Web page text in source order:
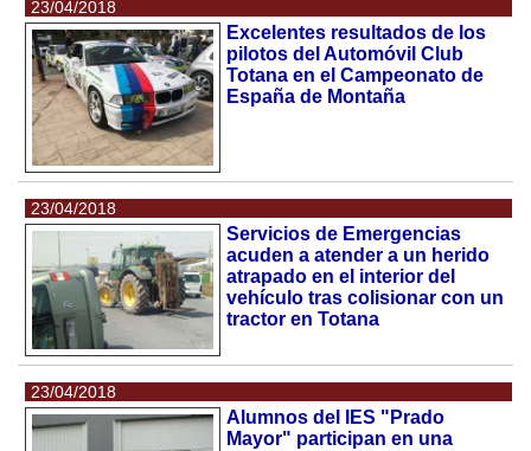
23/04/2018
Excelentes resultados de los
pilotos del Automóvil Club
Totana en el Campeonato de
España de Montaña
23/04/2018
Servicios de Emergencias
acuden a atender a un herido
atrapado en el interior del
vehículo tras colisionar con un
tractor en Totana
23/04/2018
Alumnos del IES "Prado
Mayor" participan en una